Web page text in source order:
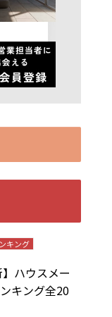
キング
】ハウスメー
キング全20